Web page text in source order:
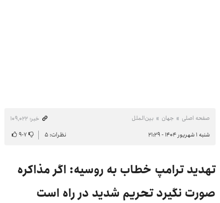
صفحه اصلی جهان بین‌الملل
خبر: ۱۰۹٬۰۲۲
شنبه ۱ شهریور ۱۴۰۴ - ۲۱:۲۹
نظرات: ۵ ۷-۹
تهدید ترامپ خطاب به روسیه: اگر مذاکره
صورت نگیرد تحریم شدید در راه است